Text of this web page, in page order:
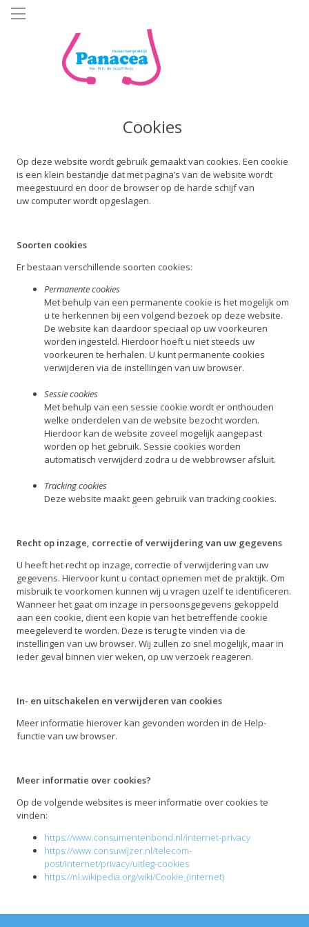
Overslaan
Cookies
Op deze website wordt gebruik gemaakt van cookies. Een cookie
is een klein bestandje dat met pagina’s van de website wordt
meegestuurd en door de browser op de harde schijf van
uw computer wordt opgeslagen.
Soorten cookies
Er bestaan verschillende soorten cookies:
Permanente cookies
Met behulp van een permanente cookie is het mogelijk om
u te herkennen bij een volgend bezoek op deze website.
De website kan daardoor speciaal op uw voorkeuren
worden ingesteld. Hierdoor hoeft u niet steeds uw
voorkeuren te herhalen. U kunt permanente cookies
verwijderen via de instellingen van uw browser.
Sessie cookies
Met behulp van een sessie cookie wordt er onthouden
welke onderdelen van de website bezocht worden.
Hierdoor kan de website zoveel mogelijk aangepast
worden op het gebruik. Sessie cookies worden
automatisch verwijderd zodra u de webbrowser afsluit.
Tracking cookies
Deze website maakt geen gebruik van tracking cookies.
Recht op inzage, correctie of verwijdering van uw gegevens
U heeft het recht op inzage, correctie of verwijdering van uw
gegevens. Hiervoor kunt u contact opnemen met de praktijk. Om
misbruik te voorkomen kunnen wij u vragen uzelf te identificeren.
Wanneer het gaat om inzage in persoonsgegevens gekoppeld
aan een cookie, dient een kopie van het betreffende cookie
meegeleverd te worden. Deze is terug te vinden via de
instellingen van uw browser. Wij zullen zo snel mogelijk, maar in
ieder geval binnen vier weken, op uw verzoek reageren.
In- en uitschakelen en verwijderen van cookies
Meer informatie hierover kan gevonden worden in de Help-
functie van uw browser.
Meer informatie over cookies?
Op de volgende websites is meer informatie over cookies te
vinden:
https://www.consumentenbond.nl/internet-privacy
https://www.consuwijzer.nl/telecom-
post/internet/privacy/uitleg-cookies
https://nl.wikipedia.org/wiki/Cookie_(internet)